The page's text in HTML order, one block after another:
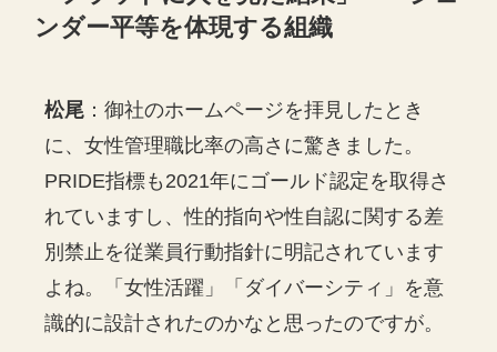
ンダー平等を体現する組織
松尾 ：御社のホームページを拝見したとき
に、女性管理職比率の高さに驚きました。
PRIDE指標も2021年にゴールド認定を取得さ
れていますし、性的指向や性自認に関する差
別禁止を従業員行動指針に明記されています
よね。「女性活躍」「ダイバーシティ」を意
識的に設計されたのかなと思ったのですが。